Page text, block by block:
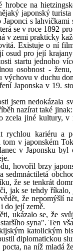
hrobce na
japonský
s lahvičkami
se v roce 1892
v zemi prakticky
Existuje o ní
pro její
startu jednoho
osobnost - ženu,
výchovu v duchu
Japonska v 19.
jsem nedokázala
nazírat také
zcela jiné kultury,
rychlou kariéru a
v japonském
v Japonsku byl
hovořil brzy
že se tenkrát
jak se tehdy
že nepomýšlí
do její země.
ukázalo se, že
syna". Ten
katolickým
diplomatickou
na níž mladá